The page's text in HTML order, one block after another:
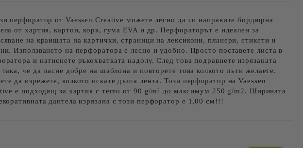
перфоратор от Vaessen Creative можете лесно да си направите бордюрна
от хартия, картон, корк, гума EVA и др. Перфораторът е идеален за
на краищата на картички, страници на лексикони, планери, етикети и
Използването на перфоратора е лесно и удобно. Просто поставете листа в
и натиснете ръкохватката надолу. След това подравнете изрязаната
така, че да пасне добре на шаблона и повторете това колкото пъти желаете.
да изрежете, колкото искате дълга лента. Този перфоратор на Vaessen
е подходящ за хартия с тегло от 90 g/m² до максимум 250 g/m2. Ширината
дантела изрязана с този перфоратор е 1,00 см!!!